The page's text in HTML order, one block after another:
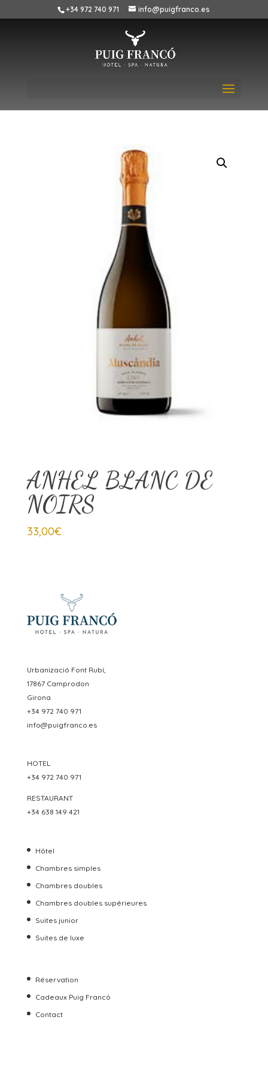
+34 972 740 971 info@puigfranco.es
ANHEL BLANC DE
NOIRS
33,00€
Urbanizació Font Rubí,
17867 Camprodon
Girona
+34 972 740 971
info@puigfranco.es
HOTEL
+34 972 740 971
RESTAURANT
+34 638 149 421
Hôtel
Chambres simples
Chambres doubles
Chambres doubles supérieures
Suites junior
Suites de luxe
Réservation
Cadeaux Puig Francó
Contact